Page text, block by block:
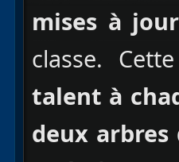
mises à
classe.
talent à
deux